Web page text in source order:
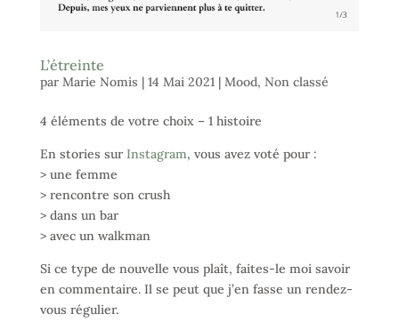
L’étreinte
par Marie Nomis | 14 Mai 2021| Mood, Non classé
4 éléments de votre choix – 1 histoire
En stories sur Instagram, vous avez voté pour :
> une femme
> rencontre son crush
> dans un bar
> avec un walkman
Si ce type de nouvelle vous plaît, faites-le moi savoir
en commentaire. Il se peut que j’en fasse un rendez-
vous régulier.